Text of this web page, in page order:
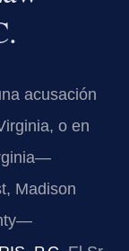
acusación
o en
Madison